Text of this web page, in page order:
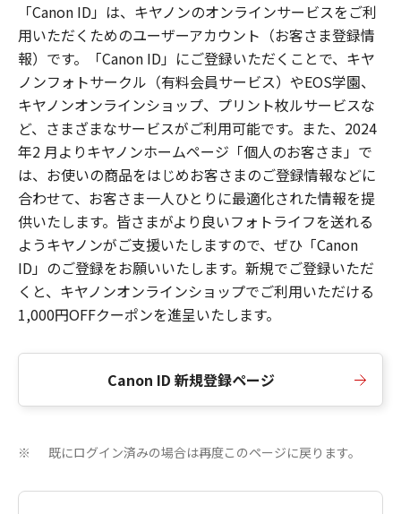
「Canon ID」は、キヤノンのオンラインサービスをご利
用いただくためのユーザーアカウント（お客さま登録情
報）です。「Canon ID」にご登録いただくことで、キヤ
ノンフォトサークル（有料会員サービス）やEOS学園、
キヤノンオンラインショップ、プリント枚ルサービスな
ど、さまざまなサービスがご利用可能です。また、2024
年2 月よりキヤノンホームページ「個人のお客さま」で
は、お使いの商品をはじめお客さまのご登録情報などに
合わせて、お客さま一人ひとりに最適化された情報を提
供いたします。皆さまがより良いフォトライフを送れる
ようキヤノンがご支援いたしますので、ぜひ「Canon
ID」のご登録をお願いいたします。新規でご登録いただ
くと、キヤノンオンラインショップでご利用いただける
1,000円OFFクーポンを進呈いたします。
Canon ID 新規登録ページ
※ 既にログイン済みの場合は再度このページに戻ります。